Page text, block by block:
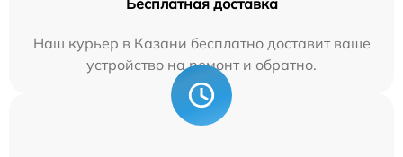
Бесплатная доставка
Наш курьер в Казани бесплатно доставит ваше
устройство на ремонт и обратно.